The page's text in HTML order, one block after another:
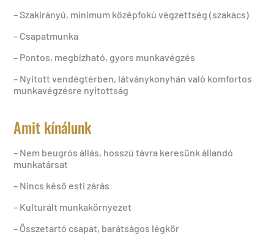
– Szakirányú, minimum középfokú végzettség (szakács)
– Csapatmunka
– Pontos, megbízható, gyors munkavégzés
– Nyitott vendégtérben, látványkonyhán való komfortos
munkavégzésre nyitottság
Amit kínálunk
– Nem beugrós állás, hosszú távra keresünk állandó
munkatársat
– Nincs késő esti zárás
– Kulturált munkakörnyezet
– Összetartó csapat, barátságos légkör